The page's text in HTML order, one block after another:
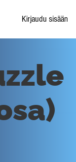
Kirjaudu sisään